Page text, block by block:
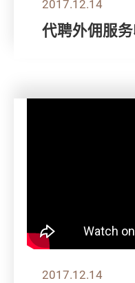
2017.12.14
代聘外佣服
2017.12.14